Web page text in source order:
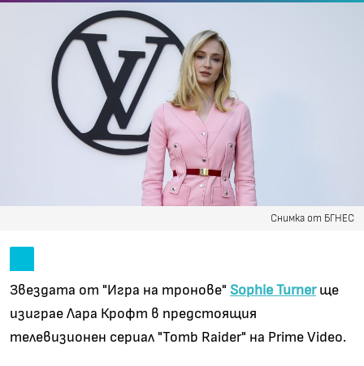
Снимка от БГНЕС
Звездата от "Игра на тронове" Sophie Turnerще
изиграе Лара Крофт в предстоящия
телевизионен сериал "Tomb Raider" на Prime Video.